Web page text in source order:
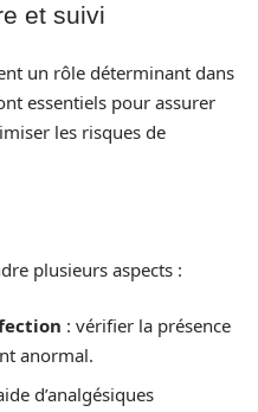
et suivi
un rôle déterminant dans
essentiels pour assurer
les risques de
plusieurs aspects :
: vérifier la présence
anormal.
d’analgésiques